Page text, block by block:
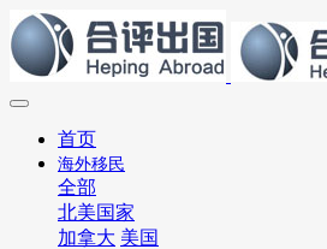
首页
海外移民
全部
北美国家
加拿大 美国